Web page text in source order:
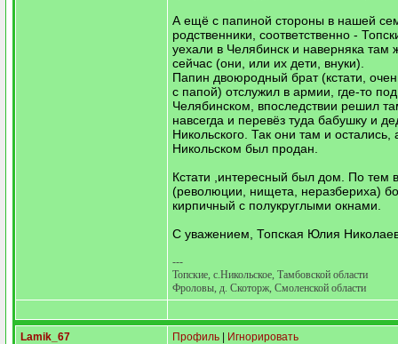
А ещё с папиной стороны в нашей
родственники, соответственно -
уехали в Челябинск и наверняка там
сейчас (они, или их дети, внуки).
Папин двоюродный брат (кстати,
с папой) отслужил в армии, где-то под
Челябинском, впоследствии решил
навсегда и перевёз туда бабушку и
Никольского. Так они там и остались,
Никольском был продан.
Кстати ,интересный был дом. По тем
(революции, нищета, неразбериха)
кирпичный с полукруглыми окнами.
С уважением, Топская Юлия
---
Топские, с.Никольское, Тамбовской области
Фроловы, д. Скоторж, Смоленской области
Lamik_67 Профиль
Игнорировать